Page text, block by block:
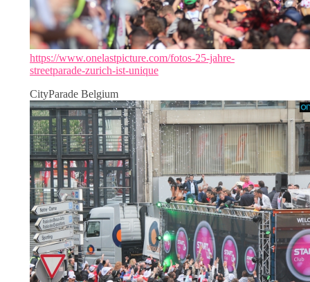
https://www.onelastpicture.com/fotos-25-jahre-
streetparade-zurich-ist-unique
CityParade Belgium